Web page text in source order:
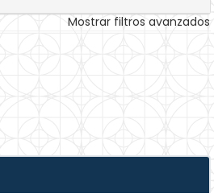
Mostrar filtros avanzados